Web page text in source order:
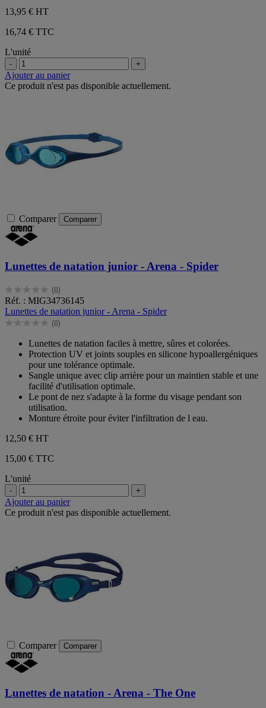
13,95 € HT
16,74 € TTC
L'unité
- +
Ajouter au panier
Ce produit n'est pas disponible actuellement.
Comparer Comparer
Lunettes de natation junior - Arena - Spider
(0)
0.0
sur
5
étoiles.
Réf. : MIG34736145
Lunettes de natation junior - Arena - Spider
(0)
0.0
étoiles.
Lunettes de natation faciles à mettre, sûres et colorées.
Protection UV et joints souples en silicone hypoallergéniques
pour une tolérance optimale.
Sangle unique avec clip arrière pour un maintien stable et une
facilité d'utilisation optimale.
Le pont de nez s'adapte à la forme du visage pendant son
utilisation.
Monture étroite pour éviter l'infiltration de l eau.
12,50 € HT
15,00 € TTC
L'unité
- +
Ajouter au panier
Ce produit n'est pas disponible actuellement.
Comparer Comparer
Lunettes de natation - Arena - The One